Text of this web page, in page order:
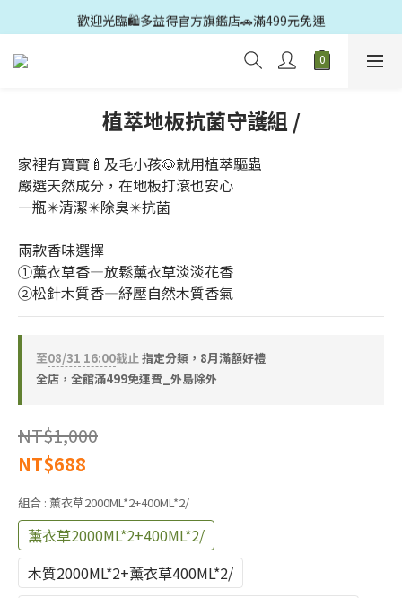
歡迎光臨🛍️多益得官方旗鑑店🚗滿499元免運
歡迎光臨🛍️多益得官方旗鑑店🚗滿499元免運
歡迎新朋友👋加入好友享100元購物金
植萃地板抗菌守護組 /
家裡有寶寶🍼及毛小孩🐶就用植萃驅蟲
嚴選天然成分，在地板打滾也安心
一瓶✴️清潔✴️除臭✴️抗菌
兩款香味選擇
①薰衣草香—放鬆薰衣草淡淡花香
②松針木質香—紓壓自然木質香氣
至08/31 16:00截止指定分類，8月滿額好禮
全店，全館滿499免運費_外島除外
NT$1,000
NT$688
組合 : 薰衣草2000ML*2+400ML*2/
薰衣草2000ML*2+400ML*2/
木質2000ML*2+薰衣草400ML*2/